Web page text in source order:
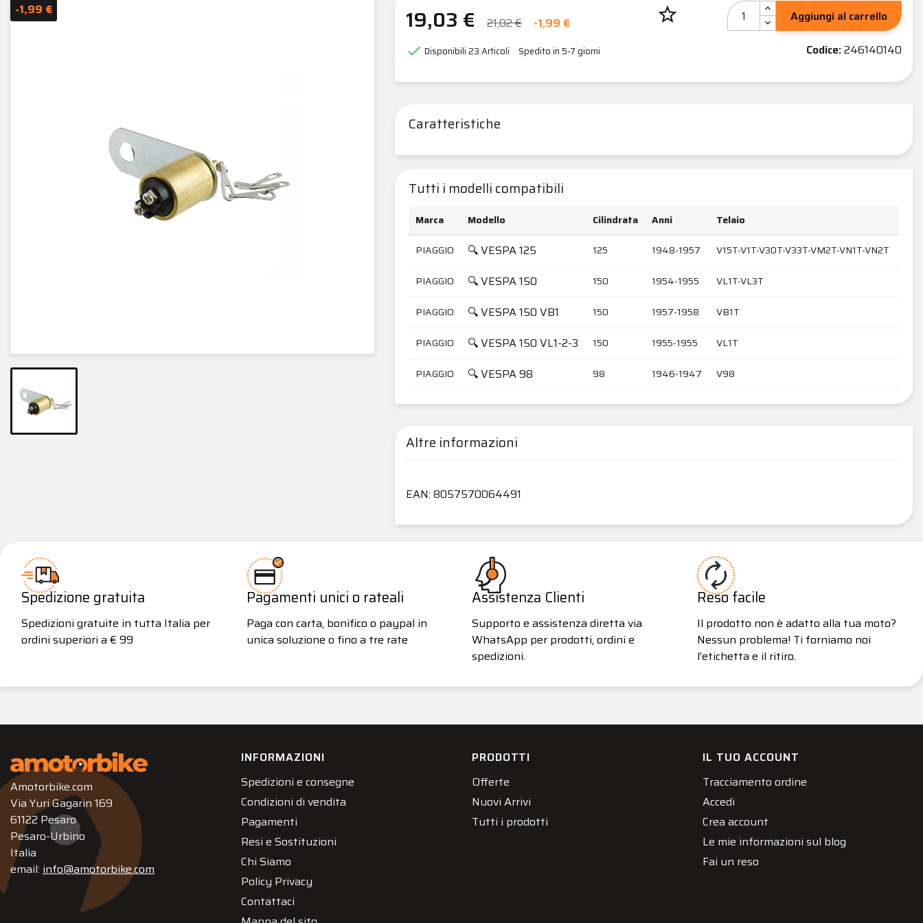
-1,99 € 19,03 € 21,02 € -1,99 €
 Disponibili23 Articoli Spedito in 5-7 giorni
star_border
Aggiungi al carrello
Codice:246140140
Caratteristiche
Tutti i modelli compatibili
Marca Modello Cilindrata Anni
Telaio
PIAGGIO
🔍 VESPA 125 125 1948-1957 V15T-V1T-V30T-V33T-VM2T-VN1T-VN2T
PIAGGIO 🔍 VESPA 150 150 1954-1955 VL1T-VL3T
PIAGGIO 🔍 VESPA 150 VB1 150 1957-1958 VB1T
PIAGGIO 🔍 VESPA 150 VL1-2-3 150 1955-1955 VL1T
PIAGGIO 🔍 VESPA 98 98 1946-1947 V98
Altre informazioni
EAN: 8057570064491
Spedizione gratuita
Spedizioni gratuite in tutta Italia per
ordini superiori a € 99
Pagamenti unici o rateali
Paga con carta, bonifico o paypal in
unica soluzione o fino a tre rate
Assistenza Clienti
Supporto e assistenza diretta via
WhatsApp per prodotti, ordini e
spedizioni.
Reso facile
Il prodotto non è adatto alla tua moto?
Nessun problema! Ti forniamo noi
l’etichetta e il ritiro.
Amotorbike.com
Via Yuri Gagarin 169
61122 Pesaro
Pesaro-Urbino
Italia
email: info@amotorbike.com
INFORMAZIONI
Spedizioni e consegne
Condizioni di vendita
Pagamenti
Resi e Sostituzioni
Chi Siamo
Policy Privacy
Contattaci
PRODOTTI
Offerte
Nuovi Arrivi
Tutti i prodotti
IL TUO ACCOUNT
Tracciamento ordine
Accedi
Crea account
Le mie informazioni sul blog
Fai un reso